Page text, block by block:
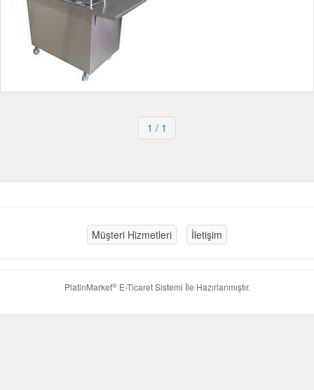
1 / 1
Müşteri Hizmetleri İletişim
PlatinMarket®E-Ticaret Sistemi İle Hazırlanmıştır.